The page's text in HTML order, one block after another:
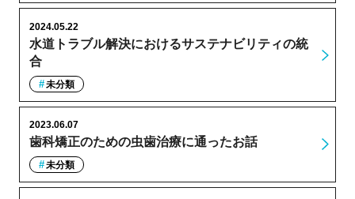
水道トラブル解決におけるサステナビリティの統
合
2024.05.22
未分類
歯科矯正のための虫歯治療に通ったお話
2023.06.07
未分類